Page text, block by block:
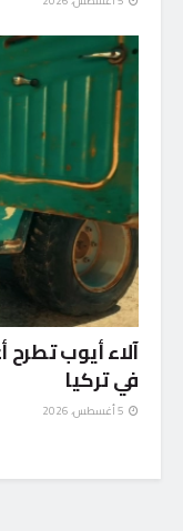
آلاء أيوب تطرح
في تركيا